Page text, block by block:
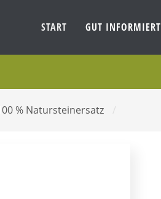
START GUT INFORMIERT
% Natursteinersatz /